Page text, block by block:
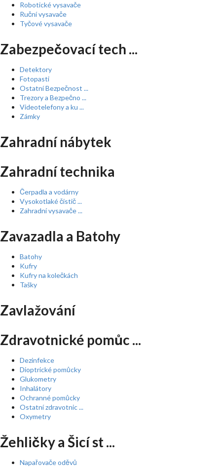
Robotické vysavače
Ruční vysavače
Tyčové vysavače
Zabezpečovací tech ...
Detektory
Fotopasti
Ostatní Bezpečnost ...
Trezory a Bezpečno ...
Videotelefony a ku ...
Zámky
Zahradní nábytek
Zahradní technika
Čerpadla a vodárny
Vysokotlaké čistič ...
Zahradní vysavače ...
Zavazadla a Batohy
Batohy
Kufry
Kufry na kolečkách
Tašky
Zavlažování
Zdravotnické pomůc ...
Dezinfekce
Dioptrické pomůcky
Glukometry
Inhalátory
Ochranné pomůcky
Ostatní zdravotnic ...
Oxymetry
Žehličky a Šicí st ...
Napařovače oděvů